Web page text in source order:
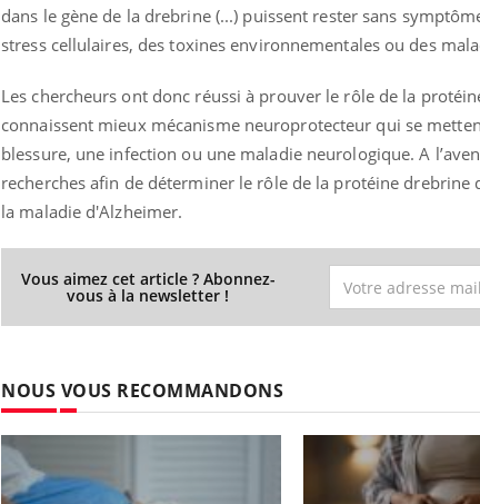
dans le gène de la drebrine (...) puissent rester sans
stress cellulaires, des toxines environnementales ou des
Les chercheurs ont donc réussi à prouver le rôle de la
connaissent mieux mécanisme neuroprotecteur qui se
blessure, une infection ou une maladie neurologique. A
recherches afin de déterminer le rôle de la protéine drebrine
la maladie d'Alzheimer.
Vous aimez cet article ? Abonnez-
vous à la newsletter !
NOUS VOUS RECOMMANDONS